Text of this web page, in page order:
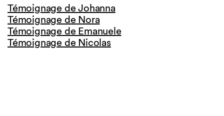
Témoignage de Johanna
Témoignage de Nora
Témoignage de Emanuele
Témoignage de Nicolas